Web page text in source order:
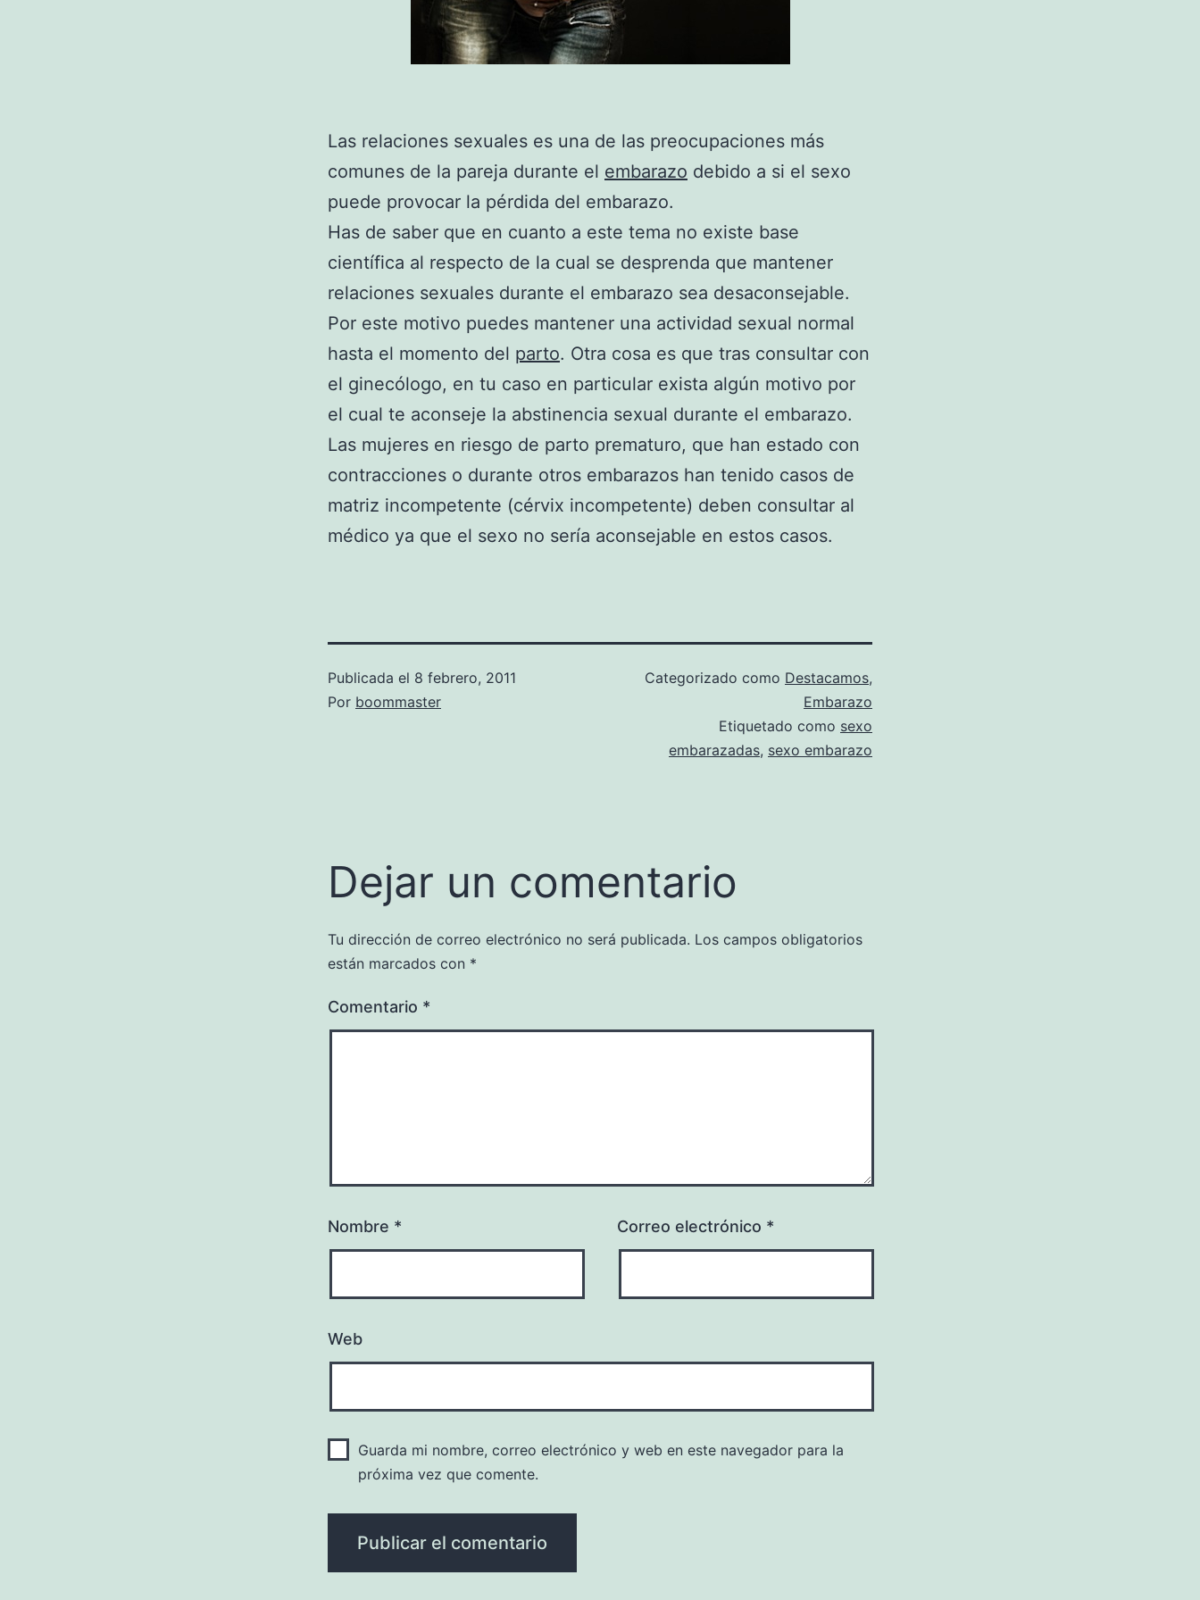
Las relaciones sexuales es una de las preocupaciones más
comunes de la pareja durante el embarazo debido a si el sexo
puede provocar la pérdida del embarazo.
Has de saber que en cuanto a este tema no existe base
científica al respecto de la cual se desprenda que mantener
relaciones sexuales durante el embarazo sea desaconsejable.
Por este motivo puedes mantener una actividad sexual normal
hasta el momento del parto. Otra cosa es que tras consultar con
el ginecólogo, en tu caso en particular exista algún motivo por
el cual te aconseje la abstinencia sexual durante el embarazo.
Las mujeres en riesgo de parto prematuro, que han estado con
contracciones o durante otros embarazos han tenido casos de
matriz incompetente (cérvix incompetente) deben consultar al
médico ya que el sexo no sería aconsejable en estos casos.
Publicada el 8 febrero, 2011
Por boommaster
Categorizado como Destacamos,
Embarazo
Etiquetado como sexo
embarazadas, sexo embarazo
Dejar un comentario
Tu dirección de correo electrónico no será publicada. Los campos obligatorios
están marcados con *
Comentario *
Nombre * Correo electrónico *
Web
Guarda mi nombre, correo electrónico y web en este navegador para la
próxima vez que comente.